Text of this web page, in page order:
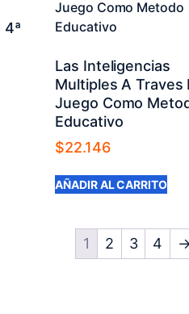
4ª
Las Inteligencias
Multiples A Traves
Juego Como
Educativo
$22.146
AÑADIR AL CARRITO
1 2 3 4